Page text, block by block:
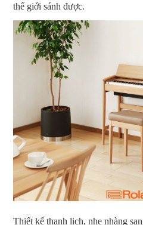
thế giới sánh được.
Thiết kế thanh lịch, nhẹ nhàng